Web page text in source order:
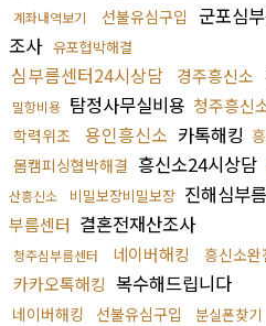
계좌내역보기 선불유심구입 군포심
조사 유포협박해결
심부름센터24시상담 경주흥신소
밀항비용 탐정사무실비용 청주흥신
학력위조 용인흥신소 카톡해킹
몸캠피싱협박해결 흥신소24시상담
산흥신소
비밀보장비밀보장 진해심부
부름센터 결혼전재산조사
청주심부름센터 네이버해킹 흥신소완
카카오톡해킹 복수해드립니다
네이버해킹 선불유심구입 분실폰찾기